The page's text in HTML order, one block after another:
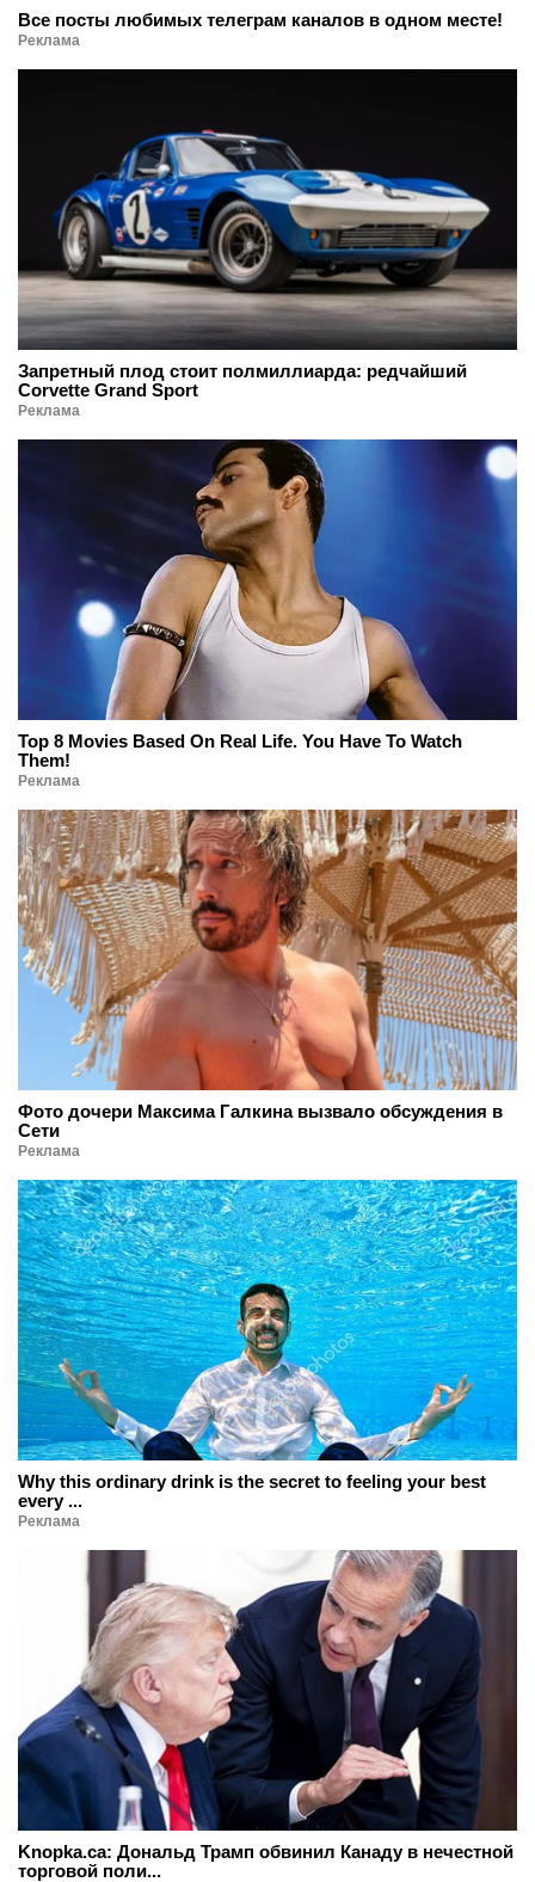
Все посты любимых телеграм каналов в одном месте!
Реклама
Запретный плод стоит полмиллиарда: редчайший
Corvette Grand Sport
Реклама
Top 8 Movies Based On Real Life. You Have To Watch
Them!
Реклама
Фото дочери Максима Галкина вызвало обсуждения в
Сети
Реклама
Why this ordinary drink is the secret to feeling your best
every ...
Реклама
Knopka.ca: Дональд Трамп обвинил Канаду в нечестной
торговой поли...